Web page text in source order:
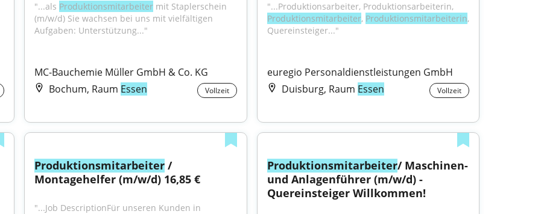
"...als Produktionsmitarbeiter mit Staplerschein
(m/w/d) Sie wachsen bei uns mit vielfältigen
Aufgaben: Unterstützung..."
MC-Bauchemie Müller GmbH & Co. KG
Bochum, Raum Essen Vollzeit
"...Produktionsarbeiter, Produktionsarbeiterin,
Produktionsmitarbeiter, Produktionsmitarbeiterin,
Quereinsteiger..."
euregio Personaldienstleistungen GmbH
Duisburg, Raum Essen Vollzeit
Produktionsmitarbeiter /
Montagehelfer (m/w/d) 16,85 €
"...Job DescriptionFür unseren Kunden in
Produktionsmitarbeiter/ Maschinen-
und Anlagenführer (m/w/d) -
Quereinsteiger Willkommen!